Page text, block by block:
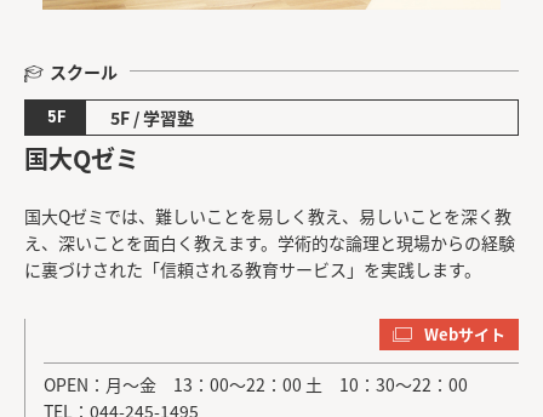
スクール
5F 5F / 学習塾
国大Qゼミ
国大Qゼミでは、難しいことを易しく教え、易しいことを深く教
え、深いことを面白く教えます。学術的な論理と現場からの経験
に裏づけされた「信頼される教育サービス」を実践します。
Webサイト
OPEN：月～金 13：00～22：00 土 10：30～22：00
TEL：044-245-1495